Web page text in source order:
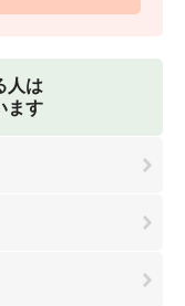
人は
ます